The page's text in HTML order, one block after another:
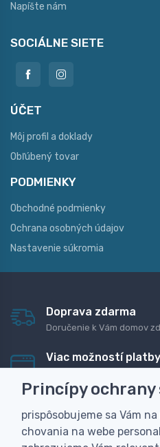
Napíšte nám
SOCIÁLNE SIETE
ÚČET
Môj profil a doklady
Obľúbený tovar
PODMIENKY
Obchodné podmienky
Ochrana osobných údajov
Nastavenie súkromia
Doprava zdarma
Doručenie k Vám domov
Viac možností platby
dobierku
Personalizácia
Vyrobíme Vám vlastný
Princípy ochrany
prispôsobujeme sa Vám
chovania na webe